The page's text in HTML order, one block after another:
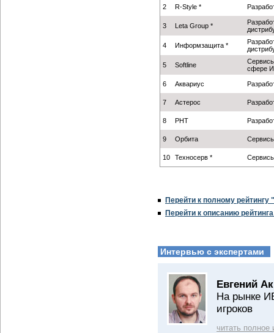
2 R-Style *
3 Leta Group *
4 Информзащита *
5 Softline
сфере
6 Аквариус
7 Астерос
8 РНТ
9 Орбита
10 Техносерв *
Перейти к полному
Перейти к описанию
Интервью с экспертами
Евгений
На рынке
игроков
читать полное